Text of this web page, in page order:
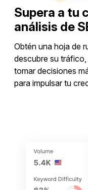
Supera a tu
análisis de
Obtén una hoja de
descubre su
tomar decisiones
para impulsar tu